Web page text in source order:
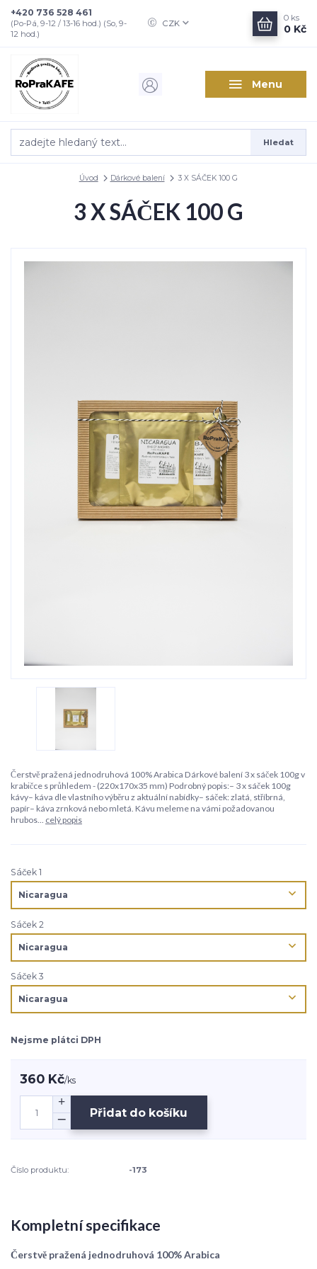
Menu
CZK
Hledat
+420 736 528 461
(Po-Pá, 9-12 / 13-16 hod.) (So, 9-
12 hod.)
0 ks
0 Kč
Úvod Dárkové balení 3 X SÁČEK 100 G
3 X SÁČEK 100 G
Čerstvě pražená jednodruhová 100% Arabica Dárkové balení 3 x sáček 100g v
krabičce s průhledem - (220x170x35 mm) Podrobný popis:– 3 x sáček 100g
kávy– káva dle vlastního výběru z aktuální nabídky– sáček: zlatá, stříbrná,
papír– káva zrnková nebo mletá. Kávu meleme na vámi požadovanou
hrubos... celý popis
Sáček 1
Sáček 2
Sáček 3
Nejsme plátci DPH
360 Kč/ks
Přidat do košíku
Číslo produktu: -173
Kompletní specifikace
Čerstvě pražená jednodruhová 100% Arabica